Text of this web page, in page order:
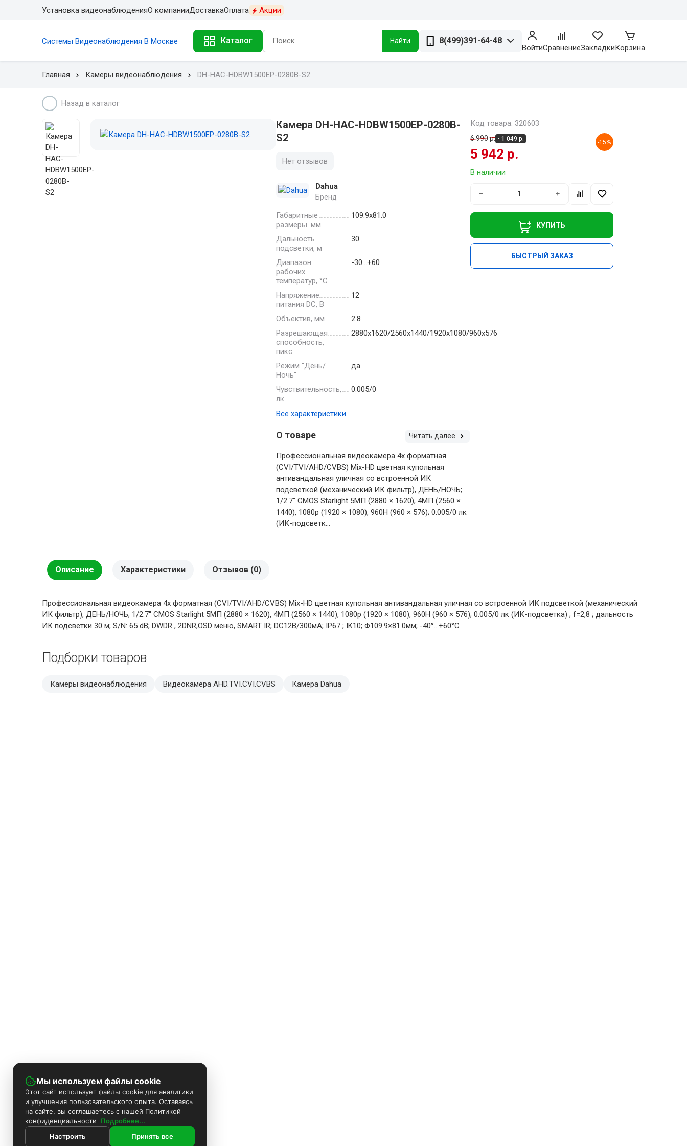
Установка видеонаблюденияО компанииДоставкаОплата Акции
Системы Видеонаблюдения В Москве Каталог Найти 8(499)391-64-48
ВойтиСравнениеЗакладкиКорзина
Главная Камеры видеонаблюдения DH-HAC-HDBW1500EP-0280B-S2
Назад в каталог
Камера DH-HAC-HDBW1500EP-0280B-
S2
Нет отзывов
Dahua
Бренд
Габаритные
размеры. мм
109.9х81.0
Дальность
подсветки, м
30
Диапазон
рабочих
температур, °С
-30…+60
Напряжение
питания DC, В
12
Объектив, мм
2.8
Разрешающая
способность,
пикс
2880х1620/2560х1440/1920х1080/960х576
Режим "День/
Ночь"
да
Чувствительность,
лк
0.005/0
Все характеристики
О товаре Читать далее
Профессиональная видеокамера 4х форматная
(CVI/TVI/AHD/CVBS) Mix-HD цветная купольная
антивандальная уличная со встроенной ИК
подсветкой (механический ИК фильтр), ДЕНЬ/НОЧЬ;
1/2.7'' CMOS Starlight 5MП (2880 × 1620), 4MП (2560 ×
1440), 1080p (1920 × 1080), 960H (960 × 576); 0.005/0 лк
(ИК-подсветк...
Код товара: 320603
6 990 р. - 1 049 р.
5 942 р.
-15%
В наличии
− +
КУПИТЬ
БЫСТРЫЙ ЗАКАЗ
Описание Характеристики Отзывов (0)
Профессиональная видеокамера 4х форматная (CVI/TVI/AHD/CVBS) Mix-HD цветная купольная антивандальная уличная со встроенной ИК подсветкой (механический
ИК фильтр), ДЕНЬ/НОЧЬ; 1/2.7'' CMOS Starlight 5MП (2880 × 1620), 4MП (2560 × 1440), 1080p (1920 × 1080), 960H (960 × 576); 0.005/0 лк (ИК-подсветка) ; f=2,8 ; дальность
ИК подсветки 30 м; S/N: 65 dB; DWDR , 2DNR,OSD меню, SMART IR; DC12В/300мА; IP67 ; IK10; Φ109.9×81.0мм; -40°…+60°C
Подборки товаров
Камеры видеонаблюдения Видеокамера AHD.TVI.CVI.CVBS Камера Dahua
Мы используем файлы cookie
Этот сайт использует файлы cookie для аналитики
и улучшения пользовательского опыта. Оставаясь
на сайте, вы соглашаетесь с нашей Политикой
конфиденциальности
Подробнее...
Настроить
Принять все